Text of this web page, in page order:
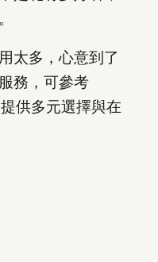
太多，心意到了
務，可參考
供多元選擇與在